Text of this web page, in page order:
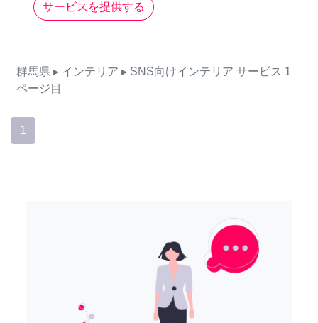
サービスを提供する
群馬県 ▸ インテリア ▸ SNS向けインテリア サービス 1
ページ目
1